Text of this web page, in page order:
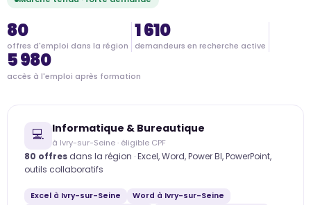
80
offres d'emploi dans la région
1 610
demandeurs en recherche active
5 980
accès à l'emploi après formation
💻 Informatique & Bureautique
à Ivry-sur-Seine · éligible CPF
80 offres dans la région · Excel, Word, Power BI, PowerPoint,
outils collaboratifs
Excel à Ivry-sur-Seine
Word à Ivry-sur-Seine